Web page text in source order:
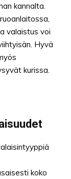
kannalta.
valaistus voi
Hyvä
kurissa.
koko